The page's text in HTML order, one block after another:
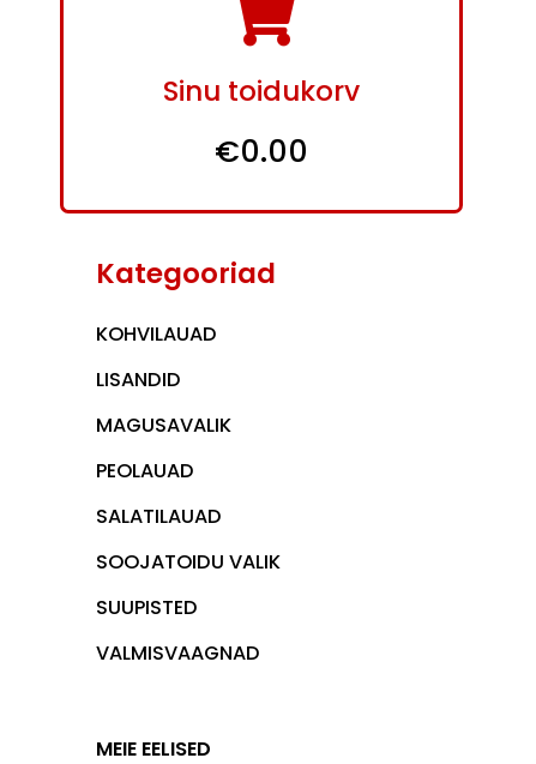
Sinu toidukorv
€0.00
Kategooriad
KOHVILAUAD
LISANDID
MAGUSAVALIK
PEOLAUAD
SALATILAUAD
SOOJATOIDU VALIK
SUUPISTED
VALMISVAAGNAD
MEIE EELISED